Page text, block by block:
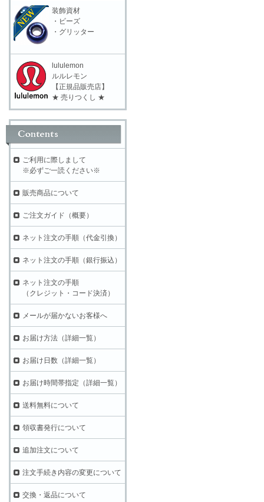
装飾資材
・ビーズ
・グリッター
lululemon
ルルレモン
【正規品販売店】
★ 売りつくし ★
ご利用に際しまして
※必ずご一読ください※
販売商品について
ご注文ガイド（概要）
ネット注文の手順（代金引換）
ネット注文の手順（銀行振込）
ネット注文の手順
（クレジット・コード決済）
メールが届かないお客様へ
お届け方法（詳細一覧）
お届け日数（詳細一覧）
お届け時間帯指定（詳細一覧）
送料無料について
領収書発行について
追加注文について
注文手続き内容の変更について
交換・返品について